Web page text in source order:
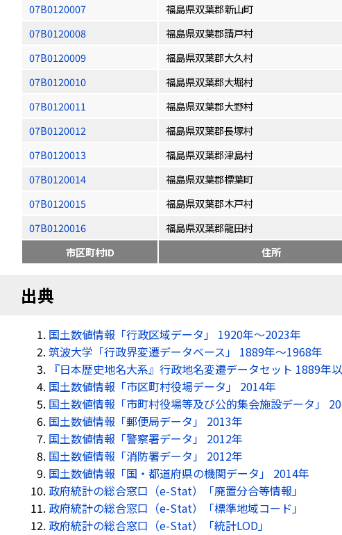
07B0120007
福島県双葉郡新山町
07B0120008
福島県双葉郡請戸村
07B0120009
福島県双葉郡大久村
07B0120010
福島県双葉郡大堀村
07B0120011
福島県双葉郡大野村
07B0120012
福島県双葉郡長塚村
07B0120013
福島県双葉郡津島村
07B0120014
福島県双葉郡標葉町
07B0120015
福島県双葉郡木戸村
07B0120016
福島県双葉郡龍田村
市区町村ID
住所
出典
国土数値情報「行政区域データ」 1920年〜2023年
筑波大学「行政界変遷データベース」 1889年〜1968年
『日本歴史地名大系』行政地名変遷データセット 1889年
国土数値情報「市区町村役場データ」 2014年
国土数値情報「市町村役場等及び公的集会施設データ」
国土数値情報「郵便局データ」 2013年
国土数値情報「警察署データ」 2012年
国土数値情報「消防署データ」 2012年
国土数値情報「国・都道府県の機関データ」 2014年
政府統計の総合窓口（e-Stat）「廃置分合等情報」
政府統計の総合窓口（e-Stat）「標準地域コード」
政府統計の総合窓口（e-Stat）「統計LOD」